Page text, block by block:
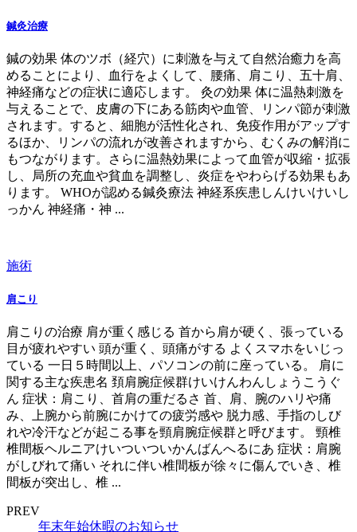
鍼灸治療
鍼の効果 体のツボ（経穴）に刺激を与えて自然治癒力を高
めることにより、血行をよくして、腰痛、肩こり、五十肩、
神経痛などの症状に適応します。 灸の効果 体に温熱刺激を
与えることで、皮膚の下にある筋肉や血管、リンパ節が刺激
されます。すると、細胞が活性化され、免疫作用がアップす
るほか、リンパの流れが改善されますから、むくみの解消に
もつながります。さらに温熱効果によって血管が収縮・拡張
し、局所の充血や貧血を調整し、炎症をやわらげる効果もあ
ります。 WHOが認める鍼灸療法 神経系疾患しんけいけいし
っかん 神経痛・神 ...
施術
肩こり
肩こりの治療 肩が重く感じる 首から肩が硬く、張っている
目が疲れやすい 頭が重く、頭痛がする よくスマホをいじっ
ている 一日５時間以上、パソコンの前に座っている。 肩に
関する主な疾患名 頚肩腕症候群けいけんわんしょうこうぐ
ん 症状：肩こり、首肩の重だるさ 首、肩、腕のハリや痛
み、上腕から前腕にかけての疲労感や 脱力感、手指のしび
れや冷汗などが起こる事を頸肩腕症候群と呼びます。 頸椎
椎間板ヘルニアけいついついかんばんへるにあ 症状：肩腕
がしびれて痛い それに伴い椎間板が徐々に傷んでいき、椎
間板が突出し、椎 ...
PREV
年末年始休暇のお知らせ